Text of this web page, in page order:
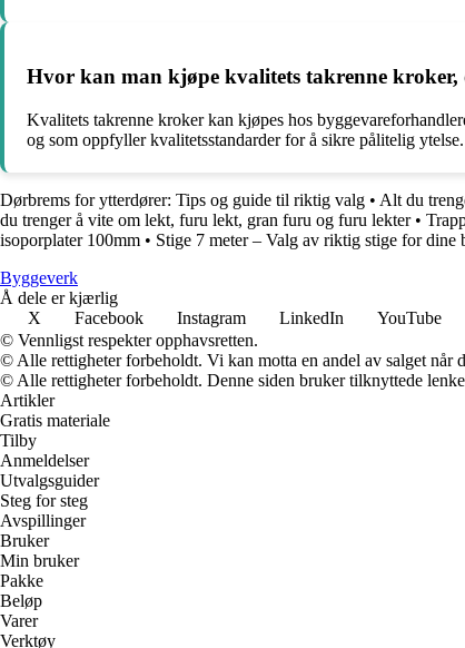
Hvor kan man kjøpe kvalitets takrenne kroker,
Kvalitets takrenne kroker kan kjøpes hos
og som oppfyller kvalitetsstandarder for å sikre pålitelig ytelse.
Dørbrems for ytterdører: Tips og guide til riktig valg • Alt du
du trenger å vite om lekt, furu lekt, gran furu og furu lekter•
isoporplater 100mm • Stige 7 meter – Valg av riktig stige for dine
Byggeverk
Å dele er kjærlig
X
Facebook Instagram LinkedIn YouTube
© Vennligst respekter opphavsretten.
© Alle rettigheter forbeholdt. Vi kan motta en andel av salget når
© Alle rettigheter forbeholdt. Denne siden bruker tilknyttede
Artikler
Gratis materiale
Tilby
Anmeldelser
Utvalgsguider
Steg for steg
Avspillinger
Bruker
Min bruker
Pakke
Beløp
Varer
Verktøy